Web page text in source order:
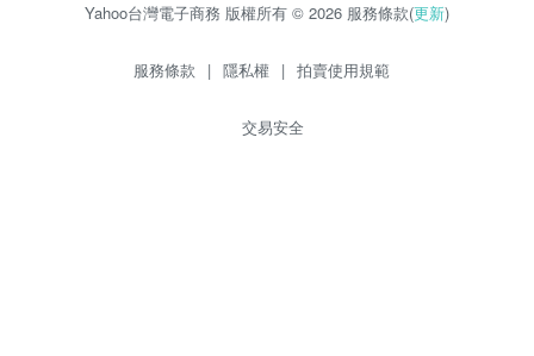
Yahoo台灣電子商務 版權所有 © 2026 服務條款(更新)
服務條款 | 隱私權 | 拍賣使用規範
交易安全